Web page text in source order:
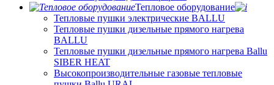
Тепловое оборудование
Тепловые пушки электрические BALLU
Тепловые пушки дизельные прямого нагрева
BALLU
Тепловые пушки дизельные прямого нагрева Ballu
SIBER HEAT
Высокопроизводительные газовые тепловые